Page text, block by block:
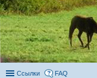
Ссылки FAQ